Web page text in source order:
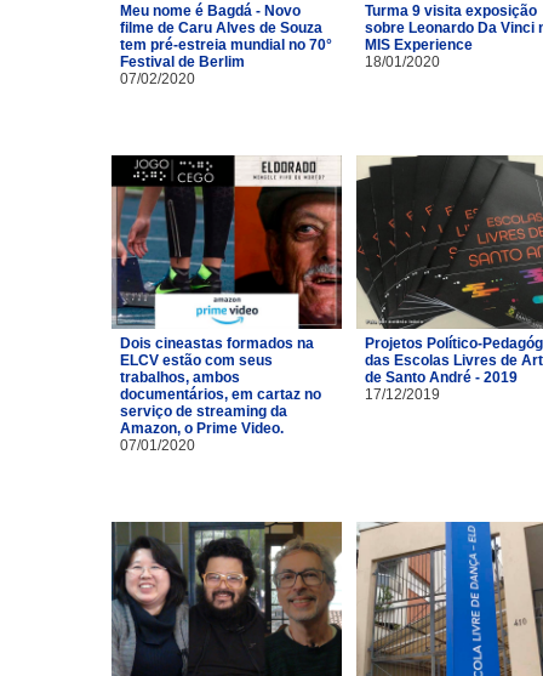
Meu nome é Bagdá - Novo
filme de Caru Alves de Souza
tem pré-estreia mundial no 70°
Festival de Berlim
07/02/2020
Turma 9 visita exposição
sobre Leonardo Da Vinci
MIS Experience
18/01/2020
Dois cineastas formados na
ELCV estão com seus
trabalhos, ambos
documentários, em cartaz no
serviço de streaming da
Amazon, o Prime Video.
07/01/2020
Projetos Político-
das Escolas Livres de
de Santo André - 2019
17/12/2019